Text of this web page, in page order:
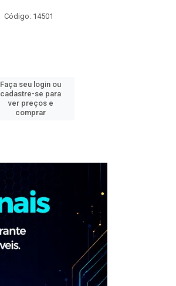
Código: 14501
Faça seu login ou
cadastre-se para
ver preços e
comprar